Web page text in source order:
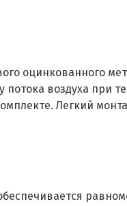
оцинкованного
воздуха при
Легкий